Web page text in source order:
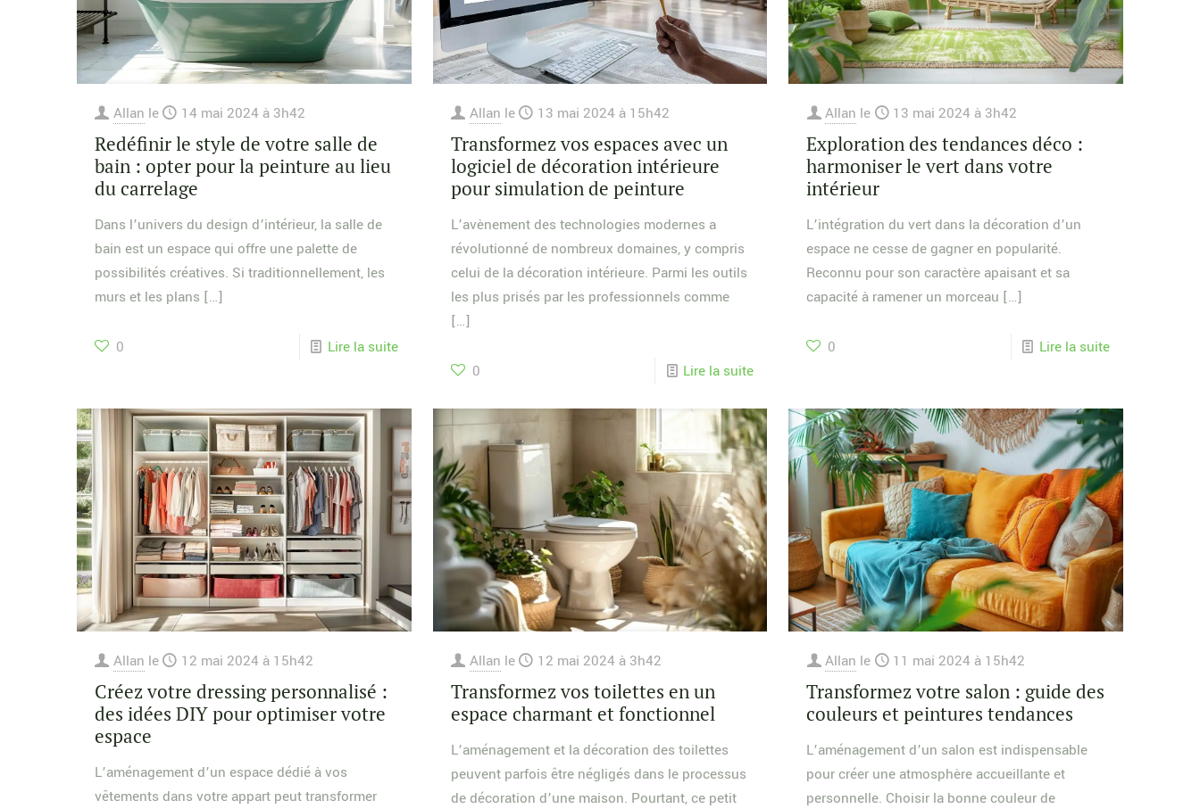
Allan le 14 mai 2024 à 3h42
Redéfinir le style de votre salle de
bain : opter pour la peinture au lieu
du carrelage
Dans l’univers du design d’intérieur, la salle de
bain est un espace qui offre une palette de
possibilités créatives. Si traditionnellement, les
murs et les plans […]
0 Lire la suite
Allan le 13 mai 2024 à 15h42
Transformez vos espaces avec un
logiciel de décoration intérieure
pour simulation de peinture
L’avènement des technologies modernes a
révolutionné de nombreux domaines, y compris
celui de la décoration intérieure. Parmi les outils
les plus prisés par les professionnels comme
[…]
0 Lire la suite
Allan le 13 mai 2024 à 3h42
Exploration des tendances déco :
harmoniser le vert dans votre
intérieur
L’intégration du vert dans la décoration d’un
espace ne cesse de gagner en popularité.
Reconnu pour son caractère apaisant et sa
capacité à ramener un morceau […]
0 Lire la suite
Allan le 12 mai 2024 à 15h42
Créez votre dressing personnalisé :
des idées DIY pour optimiser votre
espace
L’aménagement d’un espace dédié à vos
vêtements dans votre appart peut transformer
Allan le 12 mai 2024 à 3h42
Transformez vos toilettes en un
espace charmant et fonctionnel
L’aménagement et la décoration des toilettes
peuvent parfois être négligés dans le processus
de décoration d’une maison. Pourtant, ce petit
Allan le 11 mai 2024 à 15h42
Transformez votre salon : guide des
couleurs et peintures tendances
L’aménagement d’un salon est indispensable
pour créer une atmosphère accueillante et
personnelle. Choisir la bonne couleur de